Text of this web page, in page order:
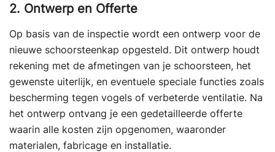
2. Ontwerp en Offerte
Op basis van de inspectie wordt een ontwerp voor de
nieuwe schoorsteenkap opgesteld. Dit ontwerp houdt
rekening met de afmetingen van je schoorsteen, het
gewenste uiterlijk, en eventuele speciale functies zoals
bescherming tegen vogels of verbeterde ventilatie. Na
het ontwerp ontvang je een gedetailleerde offerte
waarin alle kosten zijn opgenomen, waaronder
materialen, fabricage en installatie.